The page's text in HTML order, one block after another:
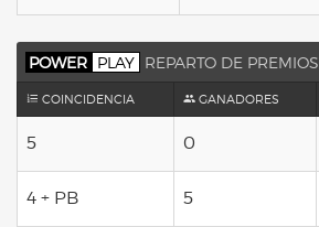
POWER PLAY REPARTO DE PREMIOS
COINCIDENCIA GANADORES
5 0
4 + PB 5